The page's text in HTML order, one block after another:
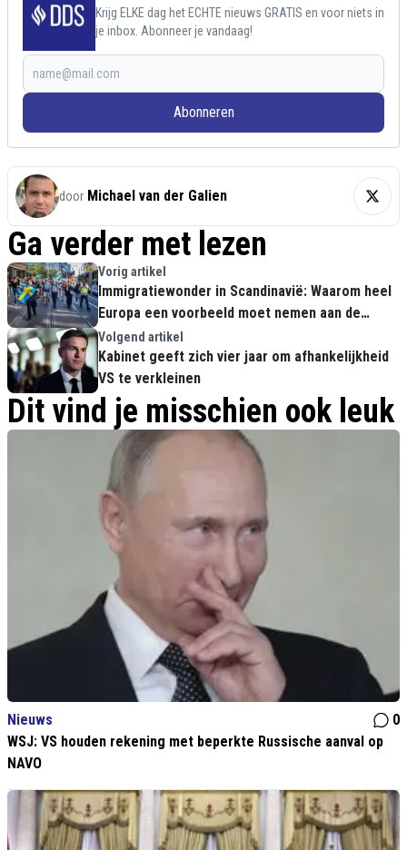
Krijg ELKE dag het ECHTE nieuws GRATIS en voor niets in
je inbox. Abonneer je vandaag!
Abonneren
door Michael van der Galien
Ga verder met lezen
Vorig artikel
Immigratiewonder in Scandinavië: Waarom heel
Europa een voorbeeld moet nemen aan de
nieuwe Zweedse wetten
Volgend artikel
Kabinet geeft zich vier jaar om afhankelijkheid
VS te verkleinen
Dit vind je misschien ook leuk
Nieuws
0
WSJ: VS houden rekening met beperkte Russische aanval op
NAVO